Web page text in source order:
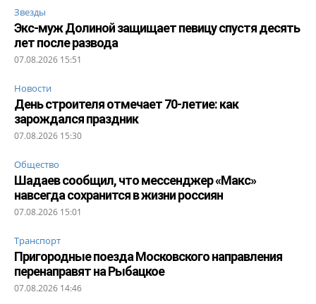
Звезды
Экс-муж Долиной защищает певицу спустя десять
лет после развода
07.08.2026 15:51
Новости
День строителя отмечает 70-летие: как
зарождался праздник
07.08.2026 15:30
Общество
Шадаев сообщил, что мессенджер «Макс»
навсегда сохранится в жизни россиян
07.08.2026 15:01
Транспорт
Пригородные поезда Московского направления
перенаправят на Рыбацкое
07.08.2026 14:46